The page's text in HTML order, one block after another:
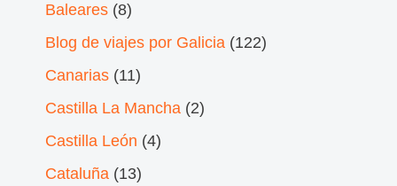
Baleares (8)
Blog de viajes por Galicia (122)
Canarias (11)
Castilla La Mancha (2)
Castilla León (4)
Cataluña (13)